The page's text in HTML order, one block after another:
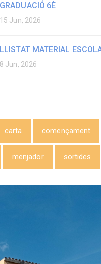
GRADUACIÓ 6È
15 Jun, 2026
LLISTAT MATERIAL
8 Jun, 2026
carta començament
menjador sortides